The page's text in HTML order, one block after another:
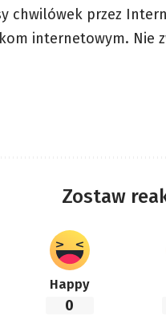
chwilówek przez
internetowym. Nie
Zostaw
Happy
0